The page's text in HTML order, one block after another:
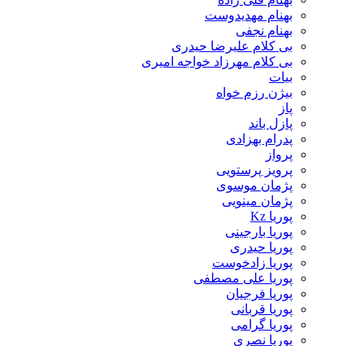
بهنام مهدیدوست
بهنام نجفی
بی کلام علیرضا حیدری
بی کلام مهرزاد خواجه امیری
بیات
بیژن رزم خواه
پاز
پازل باند
پدرام بهزادی
پرواز
پرویز پرستویی
پژمان موسوی
پژمان مینویی
پوریا Kz
پوریا بارجینی
پوریا حیدری
پوریا زادخوست
پوریا علی مصطفی
پوریا فرجیان
پوریا قربانی
پوریا گرامی
پوریا نصری